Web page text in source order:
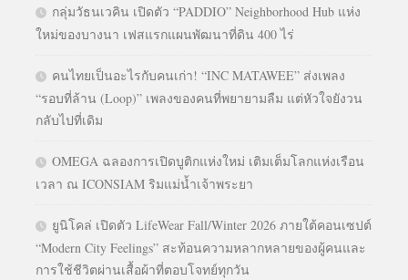
กลุ่มวัธนเวคิน เปิดตัว “PADDIO” Neighborhood Hub แห่ง
ใหม่ของบางนา เฟสแรกแผนพัฒนาที่ดิน 400 ไร่
คนไทยเป็นอะไรกับคนเก่า! “INC MATAWEE” ส่งเพลง
“รอบที่ล้าน (Loop)” เพลงของคนที่พยายามลืม แต่หัวใจยังวน
กลับไปที่เดิม
OMEGA ฉลองการเปิดบูติกแห่งใหม่ เติมเต็มโลกแห่งเรือน
เวลา ณ ICONSIAM ริมแม่น้ำเจ้าพระยา
ยูนิโคล่ เปิดตัว LifeWear Fall/Winter 2026 ภายใต้คอนเซปต์
“Modern City Feelings” สะท้อนความหลากหลายของผู้คนและ
การใช้ชีวิตผ่านเสื้อผ้าที่ตอบโจทย์ทุกวัน